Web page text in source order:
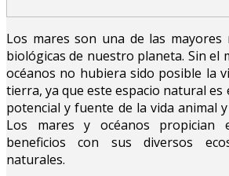
Los mares son una de las mayores
biológicas de nuestro planeta. Sin el
océanos no hubiera sido posible la
tierra, ya que este espacio natural es
potencial y fuente de la vida animal
Los mares y océanos propician
beneficios con sus diversos
naturales.